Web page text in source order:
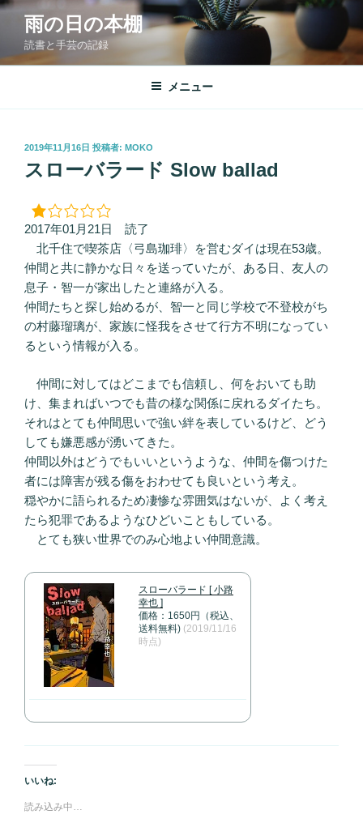
コ
ン
へ
雨の日の本棚
読書と手芸の記録
メニュー
投
稿
日:
2019年11月16日 投稿者: MOKO
スローバラード Slow ballad
2017年01月21日 読了
北千住で喫茶店〈弓島珈琲〉を営むダイは現在53歳。
仲間と共に静かな日々を送っていたが、ある日、友人の
息子・智一が家出したと連絡が入る。
仲間たちと探し始めるが、智一と同じ学校で不登校がち
の村藤瑠璃が、家族に怪我をさせて行方不明になってい
るという情報が入る。
仲間に対してはどこまでも信頼し、何をおいても助
け、集まればいつでも昔の様な関係に戻れるダイたち。
それはとても仲間思いで強い絆を表しているけど、どう
しても嫌悪感が湧いてきた。
仲間以外はどうでもいいというような、仲間を傷つけた
者には障害が残る傷をおわせても良いという考え。
穏やかに語られるため凄惨な雰囲気はないが、よく考え
たら犯罪であるようなひどいこともしている。
とても狭い世界でのみ心地よい仲間意識。
スローバラード [ 小路
幸也 ]
価格：1650円（税込、
送料無料) (2019/11/16
時点)
いいね:
読み込み中…